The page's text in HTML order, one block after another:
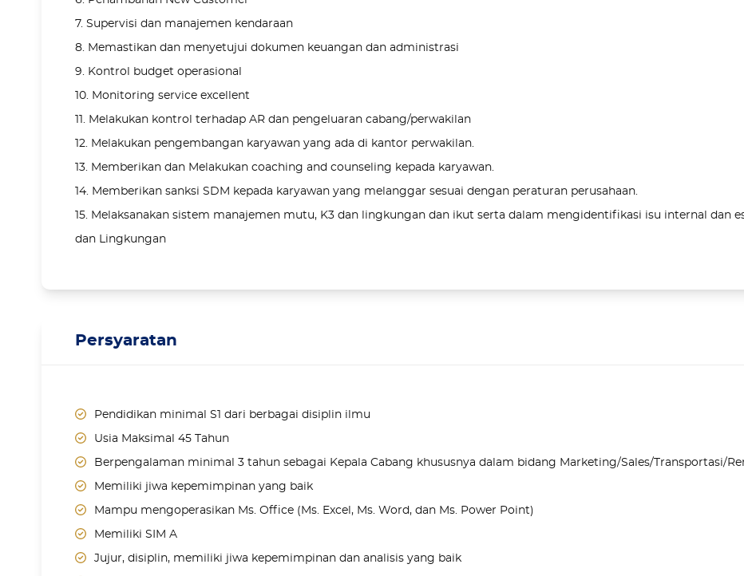
7. Supervisi dan manajemen kendaraan
8. Memastikan dan menyetujui dokumen keuangan dan administrasi
9. Kontrol budget operasional
10. Monitoring service excellent
11. Melakukan kontrol terhadap AR dan pengeluaran cabang/perwakilan
12. Melakukan pengembangan karyawan yang ada di kantor perwakilan.
13. Memberikan dan Melakukan coaching and counseling kepada karyawan.
14. Memberikan sanksi SDM kepada karyawan yang melanggar sesuai dengan peraturan perusahaan.
15. Melaksanakan sistem manajemen mutu, K3 dan lingkungan dan ikut serta dalam mengidentifikasi isu internal dan
dan Lingkungan
Persyaratan
Pendidikan minimal S1 dari berbagai disiplin ilmu
Usia Maksimal 45 Tahun
Berpengalaman minimal 3 tahun sebagai Kepala Cabang khususnya dalam bidang Marketing/Sales/Transportasi/
Memiliki jiwa kepemimpinan yang baik
Mampu mengoperasikan Ms. Office (Ms. Excel, Ms. Word, dan Ms. Power Point)
Memiliki SIM A
Jujur, disiplin, memiliki jiwa kepemimpinan dan analisis yang baik